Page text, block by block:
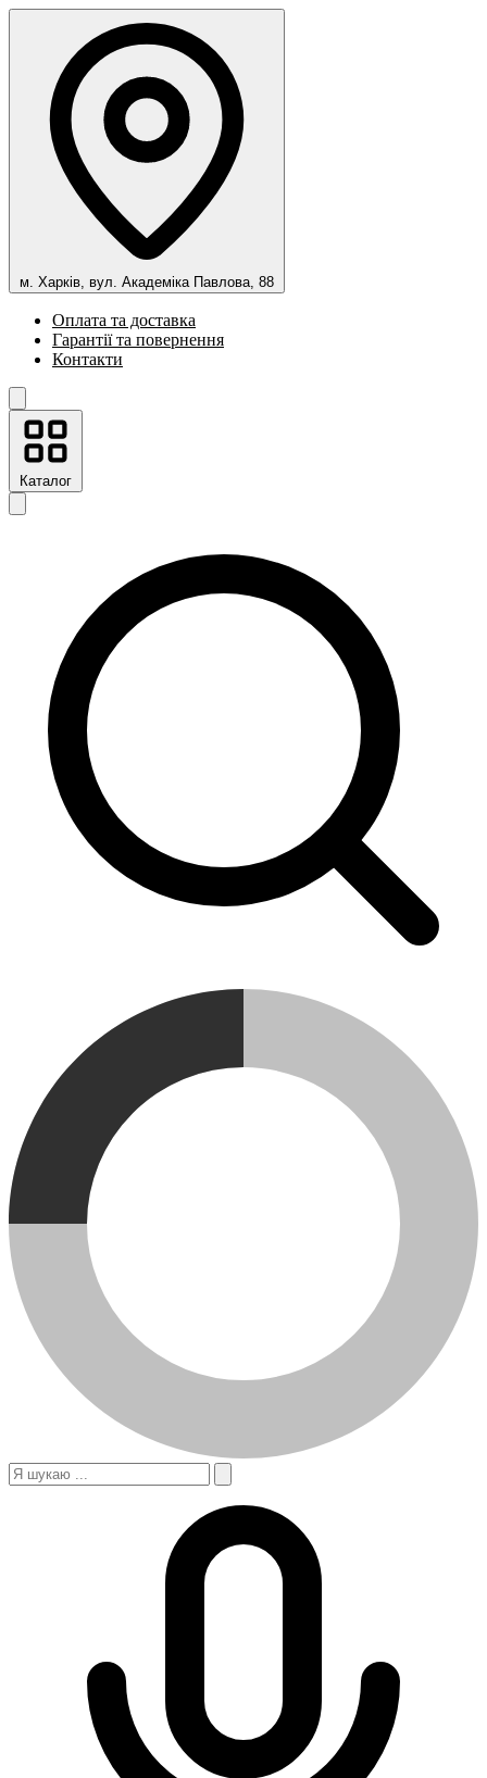
м. Харків, вул. Академіка Павлова, 88
Оплата та доставка
Гарантії та повернення
Контакти
Каталог